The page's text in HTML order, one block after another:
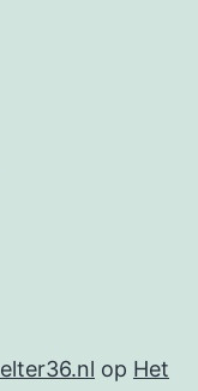
op Het